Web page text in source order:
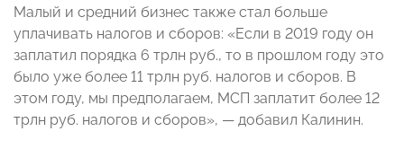
Малый и средний бизнес также стал больше
уплачивать налогов и сборов: «Если в 2019 году он
заплатил порядка 6 трлн руб., то в прошлом году это
было уже более 11 трлн руб. налогов и сборов. В
этом году, мы предполагаем, МСП заплатит более 12
трлн руб. налогов и сборов», — добавил Калинин.